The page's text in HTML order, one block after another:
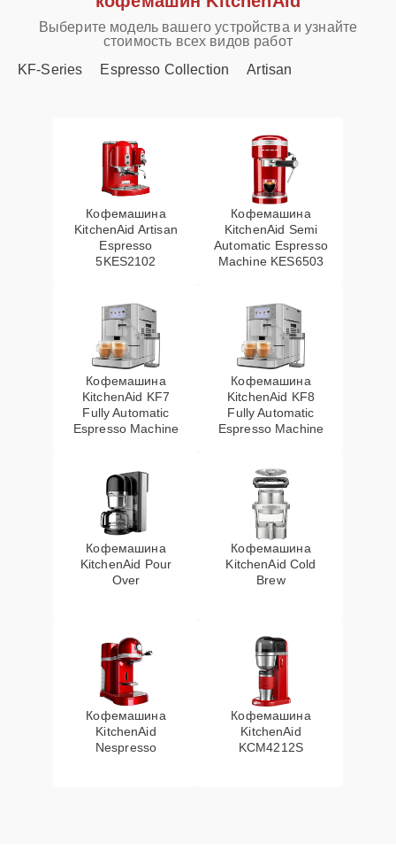
Выберите модель вашего устройства и узнайте
стоимость всех видов работ
KF-Series
Espresso Collection Artisan
Кофемашина
KitchenAid Artisan
Espresso
5KES2102
Кофемашина
KitchenAid Semi
Automatic Espresso
Machine KES6503
Кофемашина
KitchenAid KF7
Fully Automatic
Espresso Machine
Кофемашина
KitchenAid KF8
Fully Automatic
Espresso Machine
Кофемашина
KitchenAid Pour
Over
Кофемашина
KitchenAid Cold
Brew
Кофемашина
KitchenAid
Nespresso
Кофемашина
KitchenAid
KCM4212S